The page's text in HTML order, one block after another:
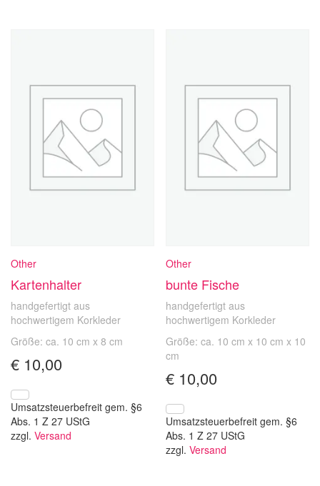
Other
Kartenhalter
handgefertigt aus
hochwertigem Korkleder
Größe: ca. 10 cm x 8 cm
€ 10,00
Umsatzsteuerbefreit gem. §6
Abs. 1 Z 27 UStG
zzgl. Versand
Other
bunte Fische
handgefertigt aus
hochwertigem Korkleder
Größe: ca. 10 cm x 10 cm x 10
cm
€ 10,00
Umsatzsteuerbefreit gem. §6
Abs. 1 Z 27 UStG
zzgl.Versand